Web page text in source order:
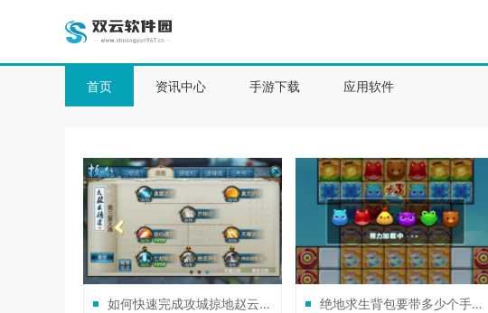
首页 资讯中心 手游下载 应用软件
如何快速完成攻城掠地赵云觉醒任务
绝地求生背包要带多少个手枪弹药